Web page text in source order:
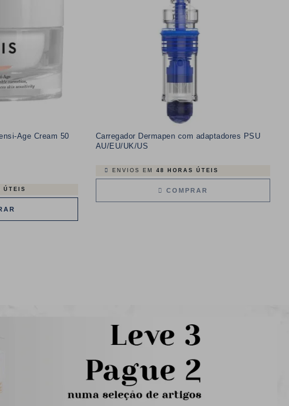
Age Cream 50
ÚTEIS
Carregador Dermapen com adaptadores PSU
AU/EU/UK/US
ENVIOS EM 48 HORAS ÚTEIS
COMPRAR